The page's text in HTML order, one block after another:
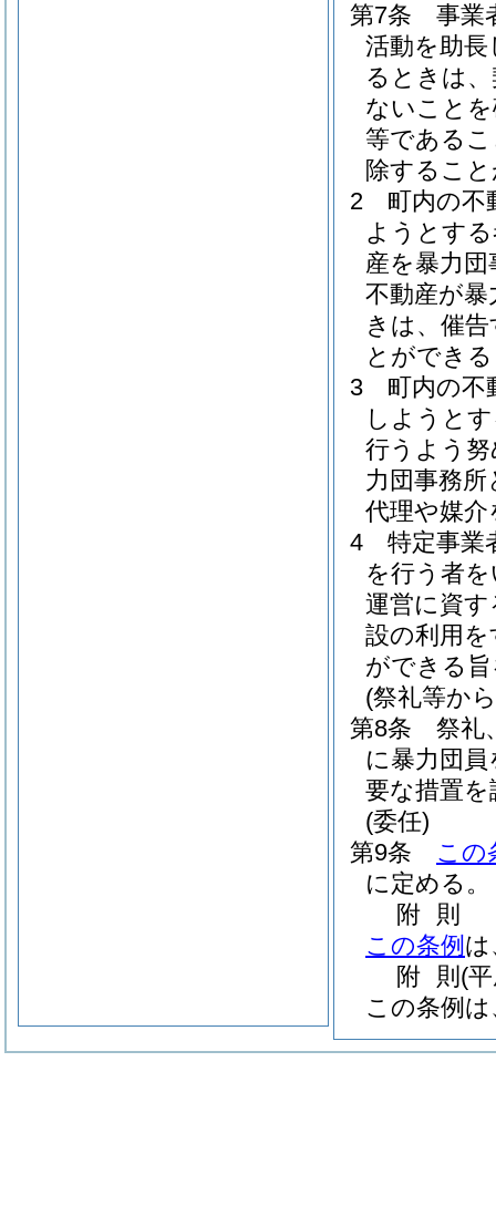
第7条
事業
活動を助
るときは
ないこと
等である
除するこ
2
町内の不
ようとす
産を暴力
不動産が
きは、催
とができ
3
町内の不
しようと
行うよう
力団事務
代理や媒
4
特定事業
を行う者
運営に資
設の利用
ができる
(祭礼等か
第8条
祭礼
に暴力団
要な措置
(委任)
第9条
この
に定める。
附 則
この条例 は
附 則 (
この条例